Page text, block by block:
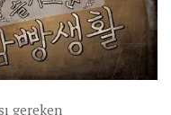
gereken